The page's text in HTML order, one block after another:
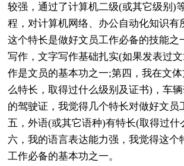
较强，通过了计算机二级(或其它级别)
程，对计算机网络、办公自动化知识有
这个特长是做好文员工作必备的技能之
写作，文字写作基础扎实(如果发表过
作是文员的基本功之一;第四，我在文
么特长，取得过什么级别及证书)，车
的驾驶证，我觉得几个特长对做好文员
五，外语(或其它语种)有特长(取得过什
六，我的语言表达能力强，我觉得这个
工作必备的基本功之一。